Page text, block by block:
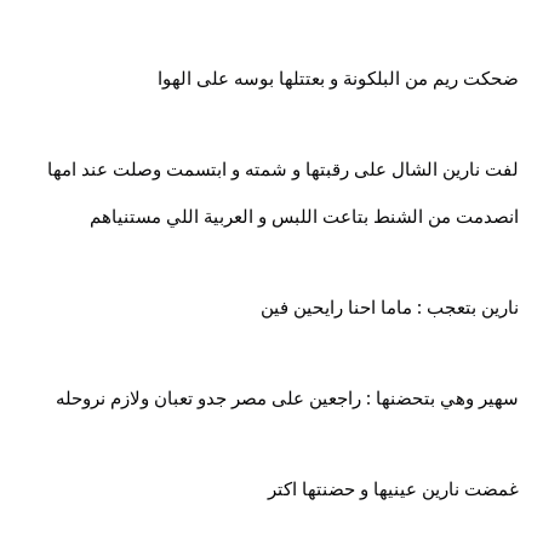
ضحكت ريم من البلكونة و بعتتلها بوسه على الهوا
لفت نارين الشال على رقبتها و شمته و ابتسمت وصلت عند امها
انصدمت من الشنط بتاعت اللبس و العربية اللي مستنياهم
نارين بتعجب : ماما احنا رايحين فين
سهير وهي بتحضنها : راجعين على مصر جدو تعبان ولازم نروحله
غمضت نارين عينيها و حضنتها اكتر